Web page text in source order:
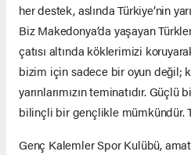
her destek, aslında Türkiye’nin
Biz Makedonya’da yaşayan
çatısı altında köklerimizi
bizim için sadece bir oyun değil;
yarınlarımızın teminatıdır. Güçlü
bilinçli bir gençlikle mümkündür.
Genç Kalemler Spor Kulübü,